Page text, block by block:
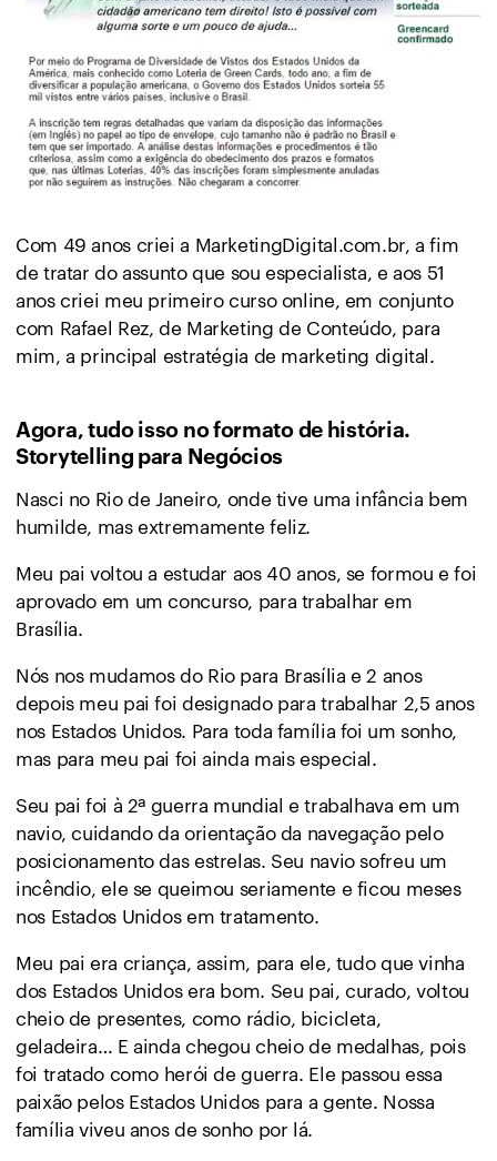
Com 49 anos criei a MarketingDigital.com.br, a fim
de tratar do assunto que sou especialista, e aos 51
anos criei meu primeiro curso online, em conjunto
com Rafael Rez, de Marketing de Conteúdo, para
mim, a principal estratégia de marketing digital.
Agora, tudo isso no formato de história.
Storytelling para Negócios
Nasci no Rio de Janeiro, onde tive uma infância bem
humilde, mas extremamente feliz.
Meu pai voltou a estudar aos 40 anos, se formou e foi
aprovado em um concurso, para trabalhar em
Brasília.
Nós nos mudamos do Rio para Brasília e 2 anos
depois meu pai foi designado para trabalhar 2,5 anos
nos Estados Unidos. Para toda família foi um sonho,
mas para meu pai foi ainda mais especial.
Seu pai foi à 2ª guerra mundial e trabalhava em um
navio, cuidando da orientação da navegação pelo
posicionamento das estrelas. Seu navio sofreu um
incêndio, ele se queimou seriamente e ficou meses
nos Estados Unidos em tratamento.
Meu pai era criança, assim, para ele, tudo que vinha
dos Estados Unidos era bom. Seu pai, curado, voltou
cheio de presentes, como rádio, bicicleta,
geladeira… E ainda chegou cheio de medalhas, pois
foi tratado como herói de guerra. Ele passou essa
paixão pelos Estados Unidos para a gente. Nossa
família viveu anos de sonho por lá.